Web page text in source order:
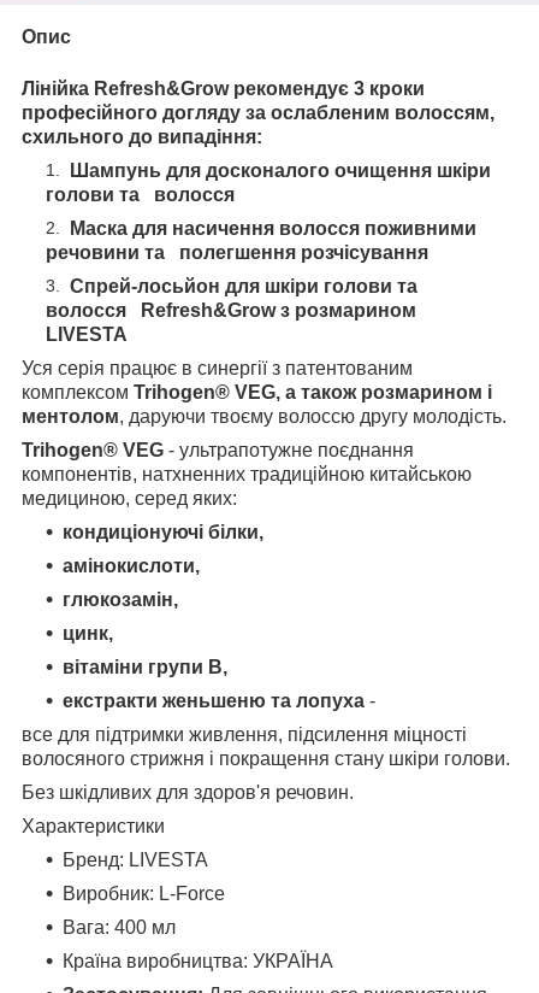
Опис
Лінійка Refresh&Grow рекомендує 3 кроки
професійного догляду за ослабленим волоссям,
схильного до випадіння:
Шампунь для досконалого очищення шкіри
голови та волосся
Маска для насичення волосся поживними
речовини та полегшення розчісування
Спрей-лосьйон для шкіри голови та
волосся Refresh&Grow з розмарином
LIVESTA
Уся серія працює в синергії з патентованим
комплексом Trihogen® VEG, а також розмарином і
ментолом, даруючи твоєму волоссю другу молодість.
Trihogen® VEG - ультрапотужне поєднання
компонентів, натхненних традиційною китайською
медициною, серед яких:
кондиціонуючі білки,
амінокислоти,
глюкозамін,
цинк,
вітаміни групи В,
екстракти женьшеню та лопуха -
все для підтримки живлення, підсилення міцності
волосяного стрижня і покращення стану шкіри голови.
Без шкідливих для здоров'я речовин.
Характеристики
Бренд: LIVESTA
Виробник: L-Force
Вага: 400 мл
Країна виробництва: УКРАЇНА